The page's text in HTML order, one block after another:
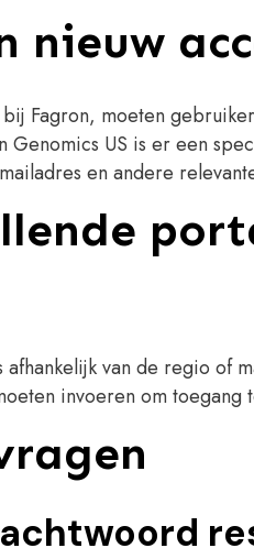
nieuw
Fagron, moeten
Genomics US is er een
en andere
afhankelijk van de regio
invoeren om